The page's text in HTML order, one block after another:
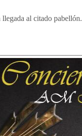
llegada al citado pabellón.